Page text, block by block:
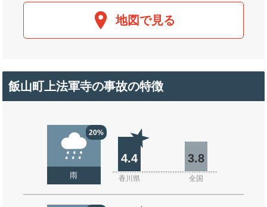
地図で見る
飯山町上法軍寺の事故の特徴
20%
雨
4.4 3.8
香川県 全国